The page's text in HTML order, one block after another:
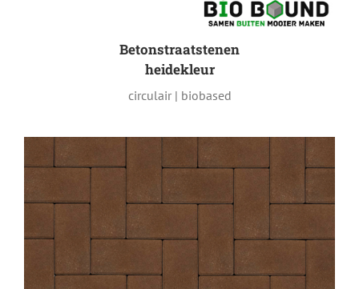
Betonstraatstenen
heidekleur
circulair | biobased